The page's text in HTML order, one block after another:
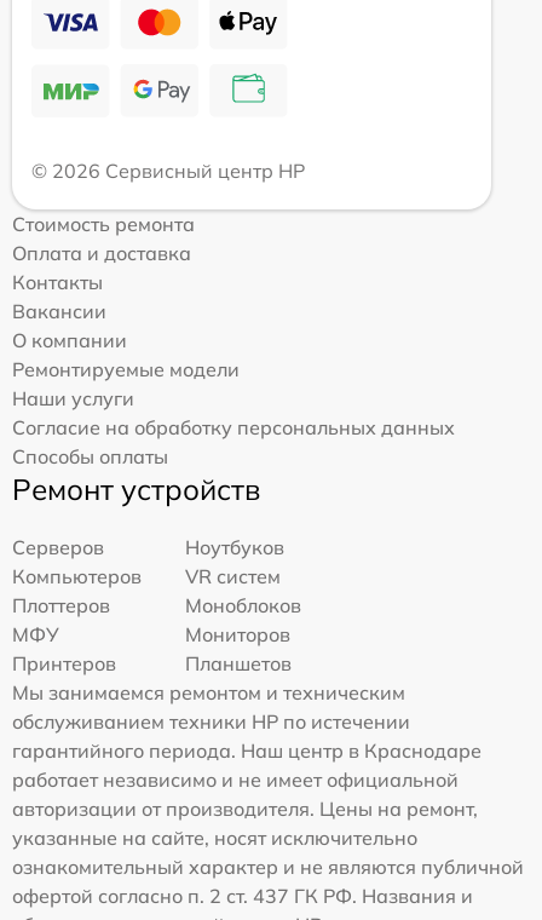
© 2026 Сервисный центр HP
Стоимость ремонта
Оплата и доставка
Контакты
Вакансии
О компании
Ремонтируемые модели
Наши услуги
Согласие на обработку персональных данных
Способы оплаты
Ремонт устройств
Серверов
Ноутбуков
Компьютеров
VR систем
Плоттеров
Моноблоков
МФУ
Мониторов
Принтеров
Планшетов
Мы занимаемся ремонтом и техническим
обслуживанием техники HP по истечении
гарантийного периода. Наш центр в Краснодаре
работает независимо и не имеет официальной
авторизации от производителя. Цены на ремонт,
указанные на сайте, носят исключительно
ознакомительный характер и не являются публичной
офертой согласно п. 2 ст. 437 ГК РФ. Названия и